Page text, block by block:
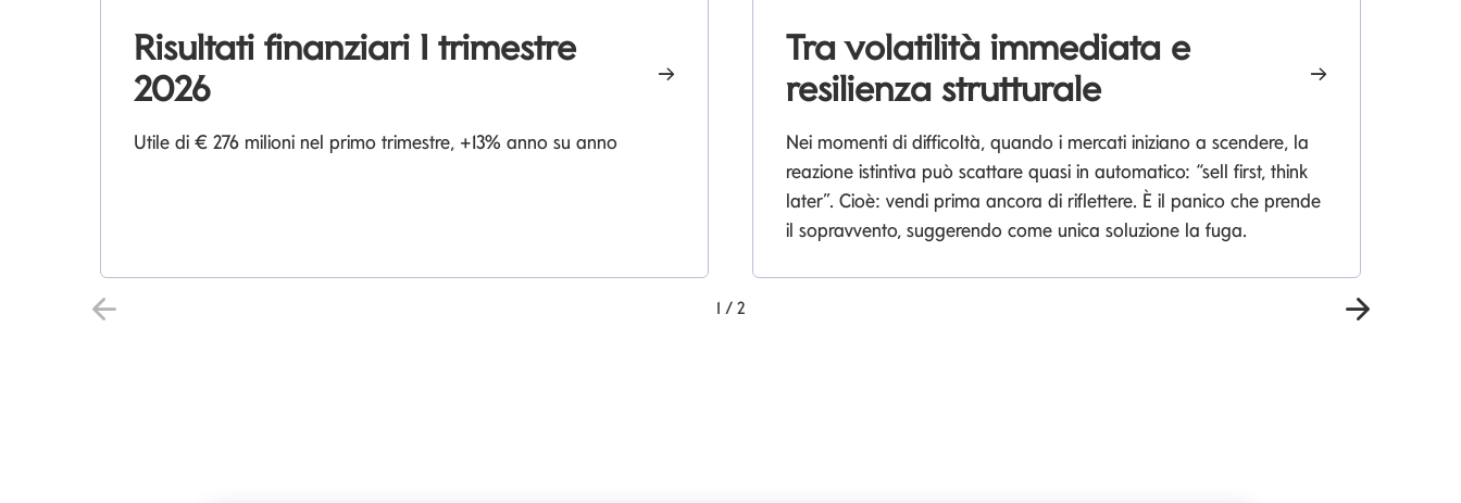
Risultati finanziari I trimestre
2026
Utile di € 276 milioni nel primo trimestre, +13% anno su anno
Tra volatilità immediata e
resilienza strutturale
Nei momenti di difficoltà, quando i mercati iniziano a scendere, la
reazione istintiva può scattare quasi in automatico: “sell first, think
later”. Cioè: vendi prima ancora di riflettere. È il panico che prende
il sopravvento, suggerendo come unica soluzione la fuga.
1 / 2 Avanti
Indietro